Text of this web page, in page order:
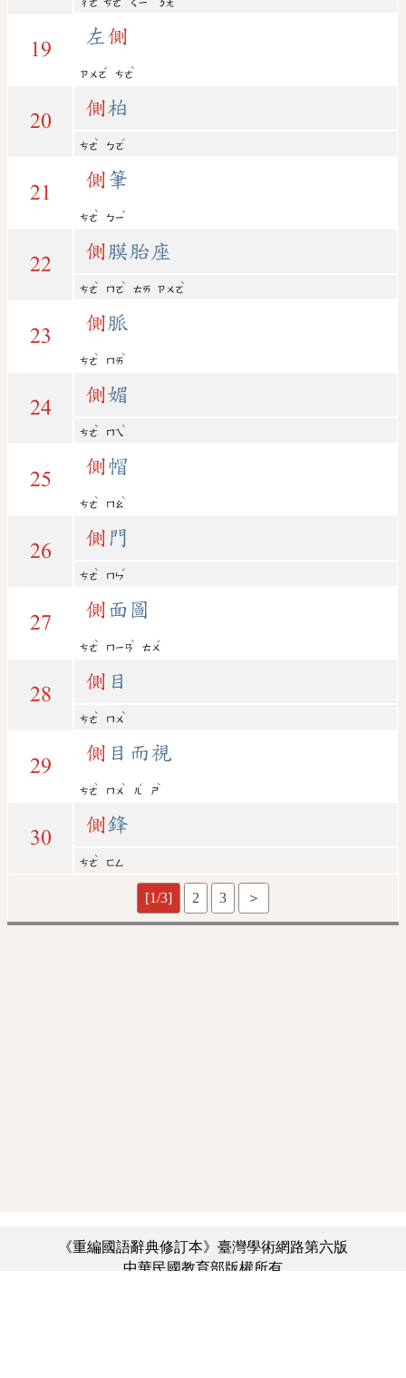
ㄔㄜ ㄘㄜ ㄑㄧ ㄋㄤ
19
左 側
ㄗㄨㄛ
ˇ
ㄘㄜ
ˋ
20
側柏
ㄘㄜ
ˋ
ㄅㄛ
ˊ
21
側 筆
ㄘㄜ
ˋ
ㄅㄧ
ˇ
22
側膜胎座
ㄘㄜ
ˋ
ㄇㄛ
ˋ
ㄊㄞ ㄗㄨㄛ
ˋ
23
側脈
ㄘㄜ
ˋ
ㄇㄞ
ˋ
24
側媚
ㄘㄜ
ˋ
ㄇㄟ
ˋ
25
側帽
ㄘㄜ
ˋ
ㄇㄠ
ˋ
26
側 門
ㄘㄜ
ˋ
ㄇㄣ
ˊ
27
側 面圖
ㄘㄜ
ˋ
ㄇㄧㄢ
ˋ
ㄊㄨ
ˊ
28
側 目
ㄘㄜ
ˋ
ㄇㄨ
ˋ
29
側 目而視
ㄘㄜ
ˋ
ㄇㄨ
ˋ
ㄦ
ˊ
ㄕ
ˋ
30
側鋒
ㄘㄜ
ˋ
ㄈㄥ
[1/3] 2 3 ＞
《重編國語辭典修訂本》臺灣學術網路第六版
中華民國教育部版權所有